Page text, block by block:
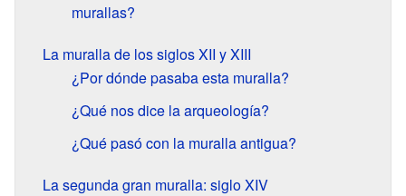
murallas?
La muralla de los siglos XII y XIII
¿Por dónde pasaba esta muralla?
¿Qué nos dice la arqueología?
¿Qué pasó con la muralla antigua?
La segunda gran muralla: siglo XIV